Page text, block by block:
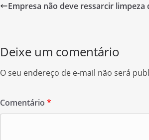
Empresa não deve ressarcir
Deixe um comentário
O seu endereço de e-mail não será
Comentário *